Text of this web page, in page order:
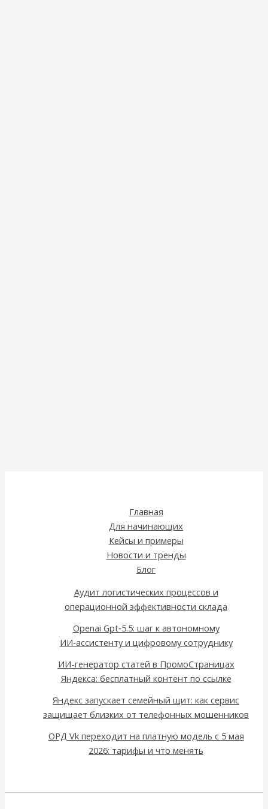
Главная
Для начинающих
Кейсы и примеры
Новости и тренды
Блог
Аудит логистических процессов и
операционной эффективности склада
Openai Gpt‑5.5: шаг к автономному
ИИ‑ассистенту и цифровому сотруднику
ИИ-генератор статей в ПромоСтраницах
Яндекса: бесплатный контент по ссылке
Яндекс запускает семейный щит: как сервис
защищает близких от телефонных мошенников
ОРД Vk переходит на платную модель с 5 мая
2026: тарифы и что менять